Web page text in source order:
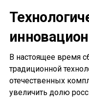
В настоящее время
традиционной
отечественных
увеличить долю